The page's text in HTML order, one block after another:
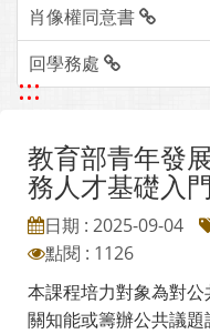
肖像權同意書
回學務處
:::
教育部青年發
務人才基礎入
日期 : 2025-09-04
點閱 : 1126
本課程培力對象為對
關知能或籌辦公共議